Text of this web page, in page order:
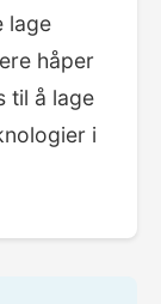
lage
håper
til å lage
i